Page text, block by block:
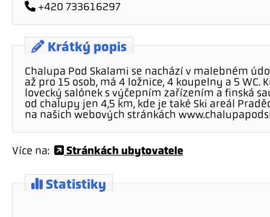
+420 733616297
Krátký popis
Chalupa Pod Skalami se nachází v malebném
až pro 15 osob, má 4 ložnice, 4 koupelny a 5
lovecký salónek s výčepním zařízením a finská
od chalupy jen 4,5 km, kde je také Ski areál
na našich webových stránkách
Více na: Stránkách ubytovatele
Statistiky